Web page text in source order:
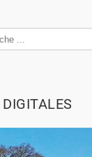
DIGITALES